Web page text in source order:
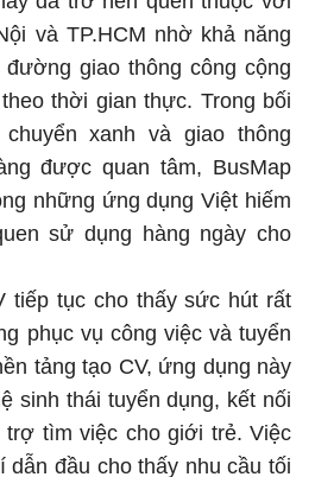
và TP.HCM nhờ khả năng
giao thông công cộng
thời gian thực. Trong bối
xanh và giao thông
được quan tâm, BusMap
những ứng dụng Việt hiếm
sử dụng hàng ngày cho
tiếp tục cho thấy sức hút rất
phục vụ công việc và tuyển
tảng tạo CV, ứng dụng này
sinh thái tuyển dụng, kết nối
trợ tìm việc cho giới trẻ. Việc
dẫn đầu cho thấy nhu cầu tối